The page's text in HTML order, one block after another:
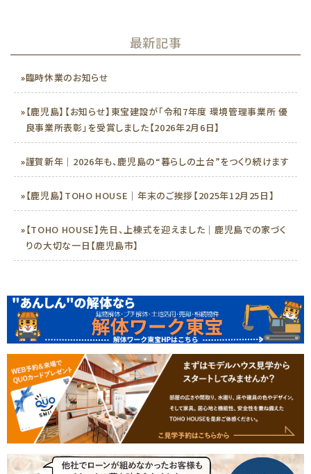
最新記事
»臨時休業のお知らせ
»【鹿児島】【お知らせ】東宝建設が「令和7年度 環境管理事業所 優
良事業所表彰」を受賞しました【2026年2月6日】
»謹賀新年｜2026年も、鹿児島の“暮らしの土台”をつくり続けます
»【鹿児島】TOHO HOUSE｜年末のご挨拶【2025年12月25日】
»【TOHO HOUSE】先日、上棟式を迎えました｜鹿児島での家づく
りの大切な一日【鹿児島市】